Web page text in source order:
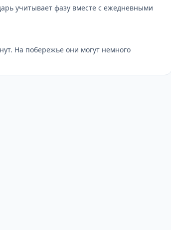
учитывает фазу вместе с ежедневными
На побережье они могут немного